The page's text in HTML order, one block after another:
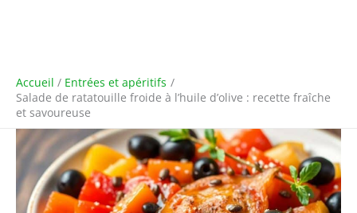
Accueil
Entrées et apéritifs
Salade de ratatouille froide à l’huile d’olive : recette fraîche
et savoureuse